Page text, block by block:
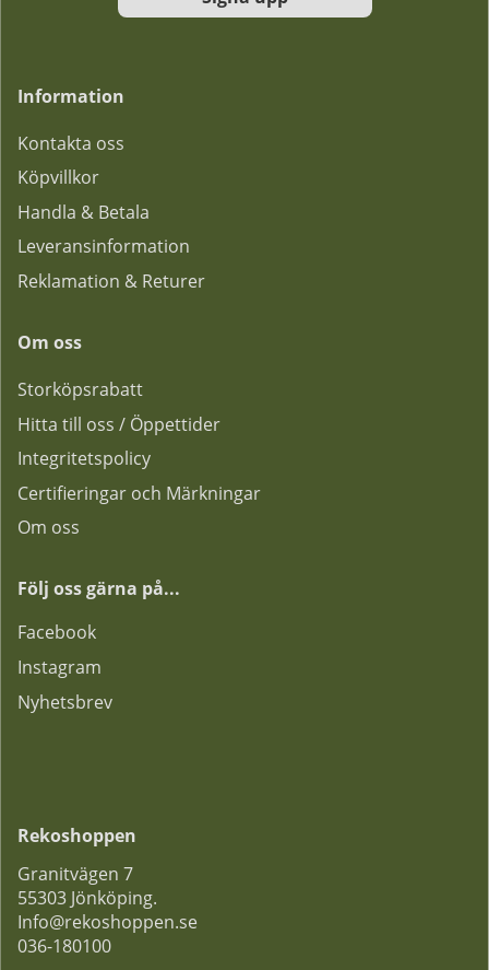
Information
Kontakta oss
Köpvillkor
Handla & Betala
Leveransinformation
Reklamation & Returer
Om oss
Storköpsrabatt
Hitta till oss / Öppettider
Integritetspolicy
Certifieringar och Märkningar
Om oss
Följ oss gärna på...
Facebook
Instagram
Nyhetsbrev
Rekoshoppen
Granitvägen 7
55303 Jönköping.
Info@rekoshoppen.se
036-180100